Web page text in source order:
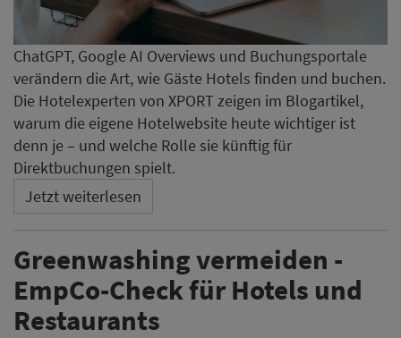
ChatGPT, Google AI Overviews und Buchungsportale
verändern die Art, wie Gäste Hotels finden und buchen.
Die Hotelexperten von XPORT zeigen im Blogartikel,
warum die eigene Hotelwebsite heute wichtiger ist
denn je – und welche Rolle sie künftig für
Direktbuchungen spielt.
Jetzt weiterlesen
Greenwashing vermeiden -
EmpCo-Check für Hotels und
Restaurants